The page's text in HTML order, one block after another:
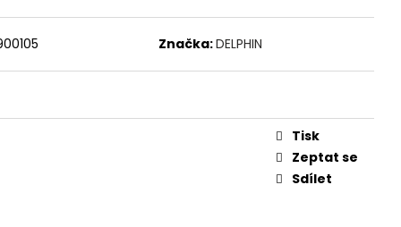
Značka:DELPHIN
Tisk
Zeptat se
Sdílet
Následující
KLASIK